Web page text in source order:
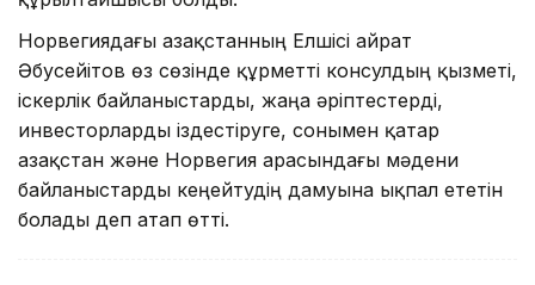
Норвегиядағы Қазақстанның Елшісі Қайрат
Әбусейітов өз сөзінде құрметті консулдың қызметі,
іскерлік байланыстарды, жаңа әріптестерді,
инвесторларды іздестіруге, сонымен қатар
Қазақстан және Норвегия арасындағы мәдени
байланыстарды кеңейтудің дамуына ықпал ететін
болады деп атап өтті.